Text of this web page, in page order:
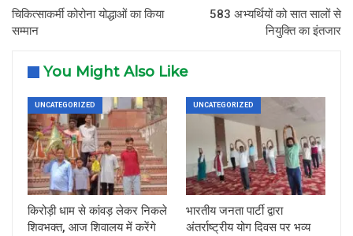
चिकित्साकर्मी कोरोना योद्धाओं का किया
सम्मान
583 अभ्यर्थियों को सात सालों से
नियुक्ति का इंतजार
You Might Also Like
UNCATEGORIZED
किरोड़ी धाम से कांवड़ लेकर निकले
शिवभक्त, आज शिवालय में करेंगे
UNCATEGORIZED
भारतीय जनता पार्टी द्वारा
अंतर्राष्ट्रीय योग दिवस पर भव्य